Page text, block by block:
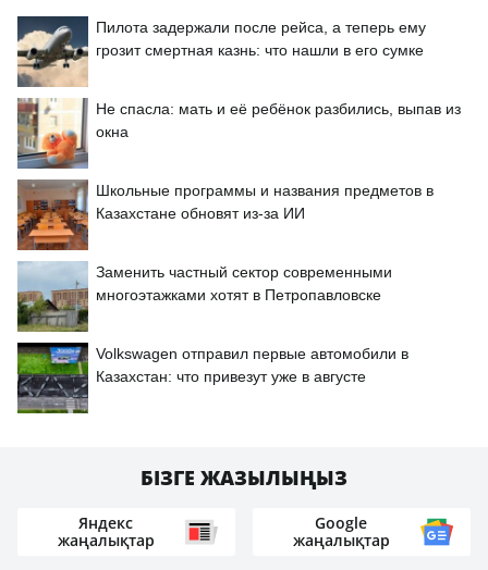
Пилота задержали после рейса, а теперь ему
грозит смертная казнь: что нашли в его сумке
Не спасла: мать и её ребёнок разбились, выпав из
окна
Школьные программы и названия предметов в
Казахстане обновят из-за ИИ
Заменить частный сектор современными
многоэтажками хотят в Петропавловске
Volkswagen отправил первые автомобили в
Казахстан: что привезут уже в августе
БІЗГЕ ЖАЗЫЛЫҢЫЗ
Яндекс
жаңалықтар
Google
жаңалықтар